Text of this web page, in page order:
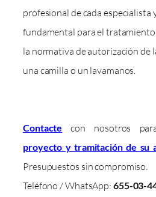
profesional de cada especialista
fundamental para el
la normativa de autorización de
una camilla o un lavamanos.
Contacte con nosotros
proyecto y tramitación de su
Presupuestos sin compromiso.
Teléfono / WhatsApp: 655-03-